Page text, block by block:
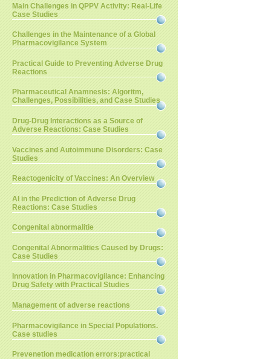
Main Challenges in QPPV Activity: Real-Life
Case Studies
Challenges in the Maintenance of a Global
Pharmacovigilance System
Practical Guide to Preventing Adverse Drug
Reactions
Pharmaceutical Anamnesis: Algoritm,
Challenges, Possibilities, and Case Studies
Drug-Drug Interactions as a Source of
Adverse Reactions: Case Studies
Vaccines and Autoimmune Disorders: Case
Studies
Reactogenicity of Vaccines: An Overview
AI in the Prediction of Adverse Drug
Reactions: Case Studies
Congenital abnormalitie
Congenital Abnormalities Caused by Drugs:
Case Studies
Innovation in Pharmacovigilance: Enhancing
Drug Safety with Practical Studies
Management of adverse reactions
Pharmacovigilance in Special Populations.
Case studies
Prevenetion medication errors:practical